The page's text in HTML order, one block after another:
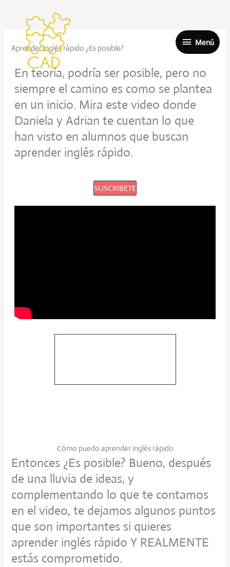
contenido
Menú
Aprender inglés rápido ¿Es posible?
En teoría, podría ser posible, pero no
siempre el camino es como se plantea
en un inicio. Mira este video donde
Daniela y Adrian te cuentan lo que
han visto en alumnos que buscan
aprender inglés rápido.
SUSCRIBETE
Cómo puedo aprender inglés rápido
Entonces ¿Es posible? Bueno, después
de una lluvia de ideas, y
complementando lo que te contamos
en el video, te dejamos algunos puntos
que son importantes si quieres
aprender inglés rápido Y REALMENTE
estás comprometido.